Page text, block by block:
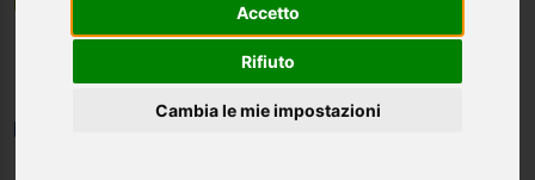
Accetto
Rifiuto
Cambia le mie impostazioni
Divertiamoci in fattoria